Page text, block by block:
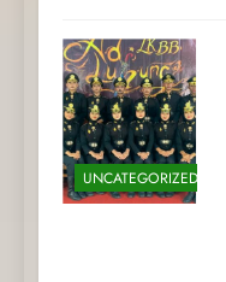
UNCATEGORIZED